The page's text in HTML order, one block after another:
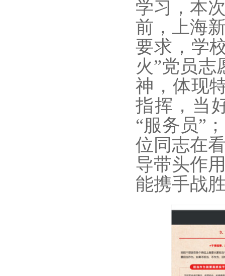
学习，本
前，上海
要求，学
火”党员志
神，体现
指挥，当
“服务员”
位同志在
导带头作
能携手战